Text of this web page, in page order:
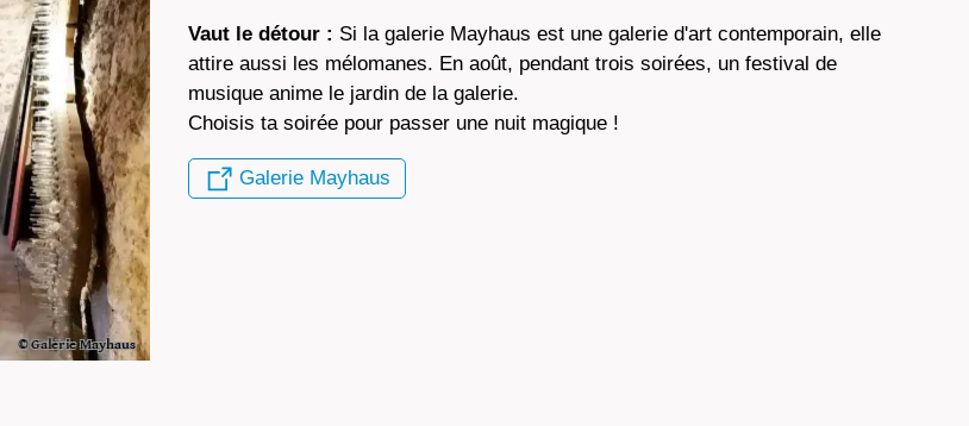
Vaut le détour : Si la galerie Mayhaus est une galerie d'art contemporain, elle
attire aussi les mélomanes. En août, pendant trois soirées, un festival de
musique anime le jardin de la galerie.
Choisis ta soirée pour passer une nuit magique !
Galerie Mayhaus